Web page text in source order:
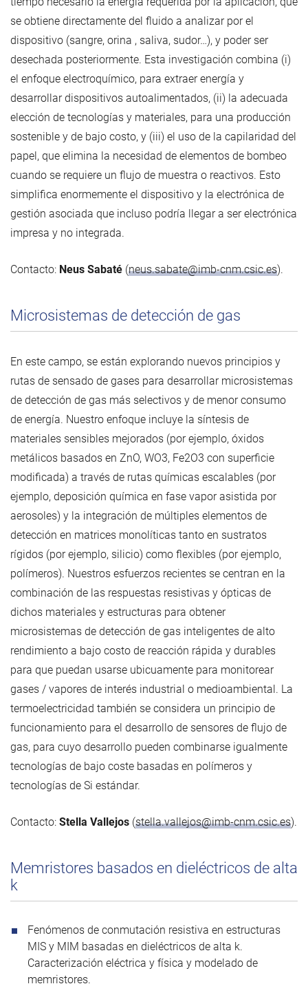
se obtiene directamente del fluido a analizar por el
dispositivo (sangre, orina , saliva, sudor…), y poder ser
desechada posteriormente. Esta investigación combina (i)
el enfoque electroquímico, para extraer energía y
desarrollar dispositivos autoalimentados, (ii) la adecuada
elección de tecnologías y materiales, para una producción
sostenible y de bajo costo, y (iii) el uso de la capilaridad del
papel, que elimina la necesidad de elementos de bombeo
cuando se requiere un flujo de muestra o reactivos. Esto
simplifica enormemente el dispositivo y la electrónica de
gestión asociada que incluso podría llegar a ser electrónica
impresa y no integrada.
Contacto: Neus Sabaté (neus.sabate@imb-cnm.csic.es).
Microsistemas de detección de gas
En este campo, se están explorando nuevos principios y
rutas de sensado de gases para desarrollar microsistemas
de detección de gas más selectivos y de menor consumo
de energía. Nuestro enfoque incluye la síntesis de
materiales sensibles mejorados (por ejemplo, óxidos
metálicos basados en ZnO, WO3, Fe2O3 con superficie
modificada) a través de rutas químicas escalables (por
ejemplo, deposición química en fase vapor asistida por
aerosoles) y la integración de múltiples elementos de
detección en matrices monolíticas tanto en sustratos
rígidos (por ejemplo, silicio) como flexibles (por ejemplo,
polímeros). Nuestros esfuerzos recientes se centran en la
combinación de las respuestas resistivas y ópticas de
dichos materiales y estructuras para obtener
microsistemas de detección de gas inteligentes de alto
rendimiento a bajo costo de reacción rápida y durables
para que puedan usarse ubicuamente para monitorear
gases / vapores de interés industrial o medioambiental. La
termoelectricidad también se considera un principio de
funcionamiento para el desarrollo de sensores de flujo de
gas, para cuyo desarrollo pueden combinarse igualmente
tecnologías de bajo coste basadas en polímeros y
tecnologías de Si estándar.
Contacto: Stella Vallejos (stella.vallejos@imb-cnm.csic.es).
Memristores basados en dieléctricos de alta
k
Fenómenos de conmutación resistiva en estructuras
MIS y MIM basadas en dieléctricos de alta k.
Caracterización eléctrica y física y modelado de
memristores.